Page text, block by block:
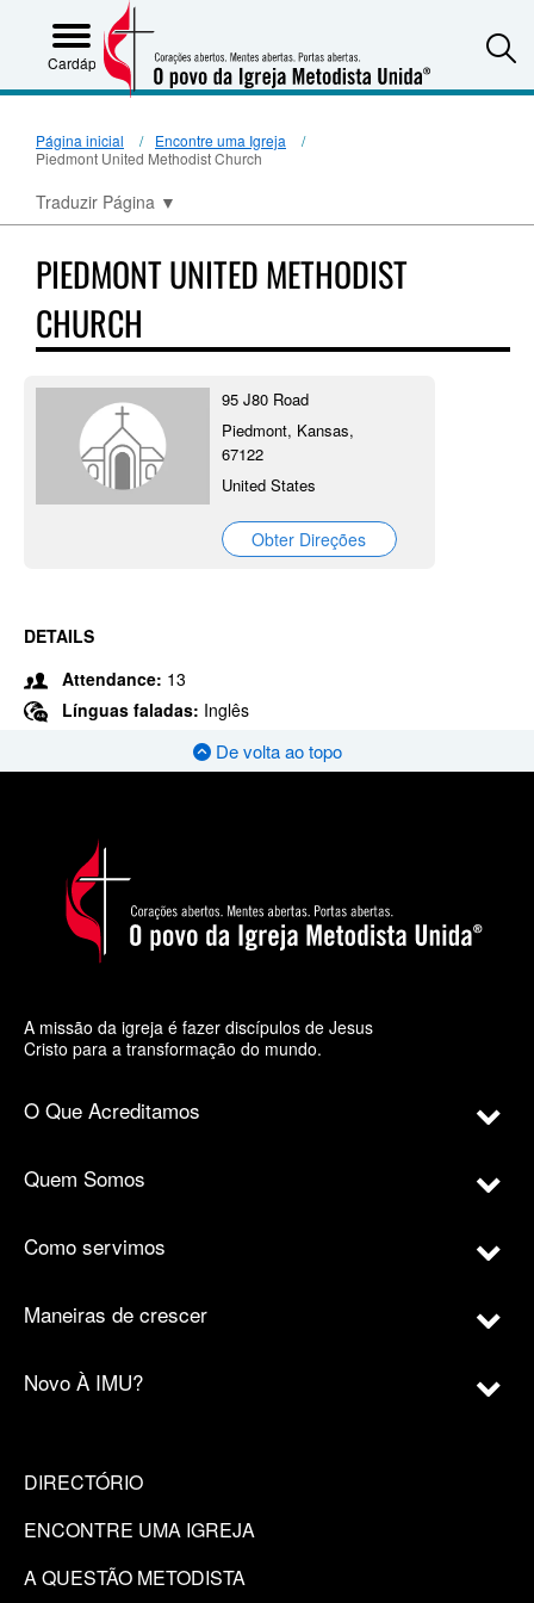
Cardápio
Página inicial
Encontre uma Igreja
Piedmont United Methodist Church
Traduzir Página ▼
PIEDMONT UNITED METHODIST
CHURCH
95 J80 Road
Piedmont, Kansas,
67122
United States
Obter Direções
DETAILS
Attendance: 13
Línguas faladas: Inglês
De volta ao topo
A missão da igreja é fazer discípulos de Jesus
Cristo para a transformação do mundo.
O Que Acreditamos
Quem Somos
Como servimos
Maneiras de crescer
Novo À IMU?
DIRECTÓRIO
ENCONTRE UMA IGREJA
A QUESTÃO METODISTA